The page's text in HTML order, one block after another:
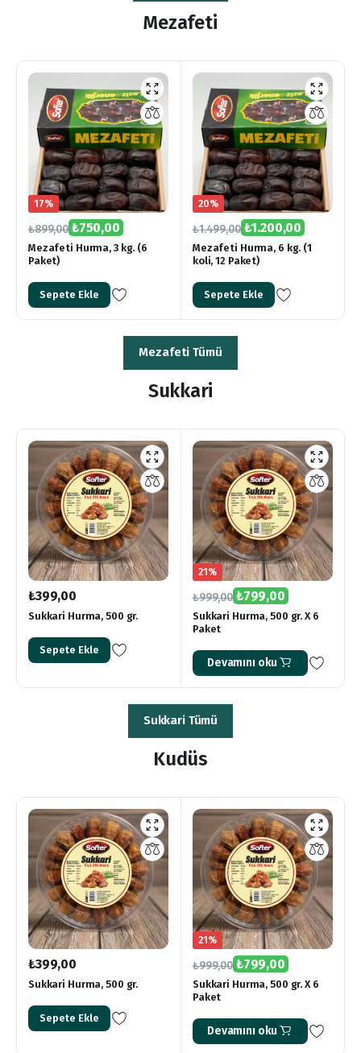
Mezafeti
17%
₺899,00 ₺750,00
Mezafeti Hurma, 3 kg. (6
Paket)
Sepete Ekle
20%
₺1.499,00 ₺1.200,00
Mezafeti Hurma, 6 kg. (1
koli, 12 Paket)
Sepete Ekle
Mezafeti Tümü
Sukkari
₺399,00
Sukkari Hurma, 500 gr.
Sepete Ekle
21%
₺999,00 ₺799,00
Sukkari Hurma, 500 gr. X 6
Paket
Devamını oku
Sukkari Tümü
Kudüs
₺399,00
Sukkari Hurma, 500 gr.
Sepete Ekle
21%
₺999,00 ₺799,00
Sukkari Hurma, 500 gr. X 6
Paket
Devamını oku